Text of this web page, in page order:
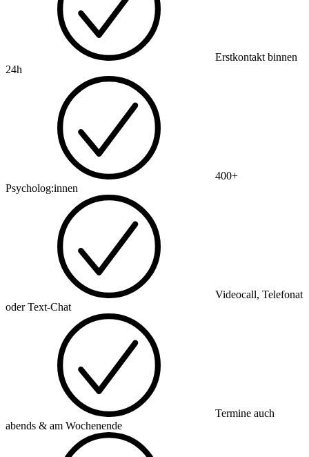
Erstkontakt binnen
24h
400+
Psycholog:innen
Videocall, Telefonat
oder Text-Chat
Termine auch
abends & am Wochenende